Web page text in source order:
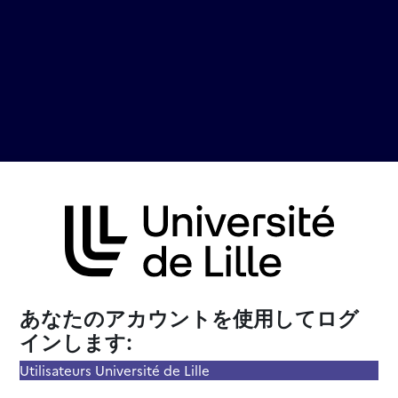
Moodle Université de Lille に
あなたのアカウントを使用してログ
インします:
Utilisateurs Université de Lille